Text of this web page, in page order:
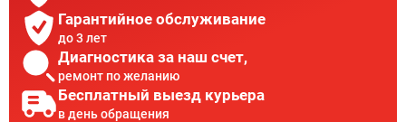
Гарантийное обслуживание
до 3 лет
Диагностика за наш счет,
ремонт по желанию
Бесплатный выезд курьера
в день обращения